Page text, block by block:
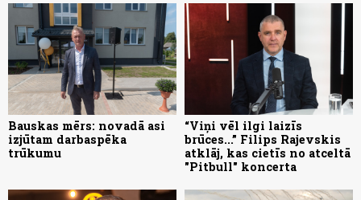
Bauskas mērs: novadā asi
izjūtam darbaspēka
trūkumu
“Viņi vēl ilgi laizīs
brūces...” Filips Rajevskis
atklāj, kas cietīs no atceltā
"Pitbull" koncerta